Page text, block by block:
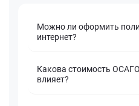
Можно ли оформить
интернет?
Какова стоимость
влияет?